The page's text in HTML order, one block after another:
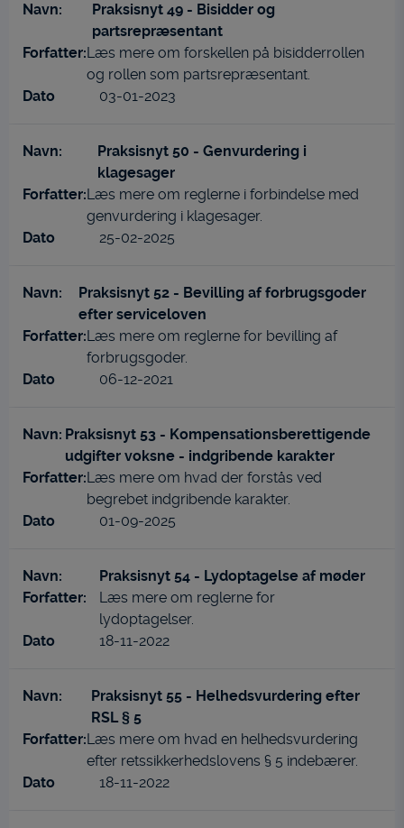
Praksisnyt 49 - Bisidder og
partsrepræsentant
Læs mere om forskellen på bisidderrollen
og rollen som partsrepræsentant.
03-01-2023
Praksisnyt 50 - Genvurdering i
klagesager
Læs mere om reglerne i forbindelse med
genvurdering i klagesager.
25-02-2025
Praksisnyt 52 - Bevilling af forbrugsgoder
efter serviceloven
Læs mere om reglerne for bevilling af
forbrugsgoder.
06-12-2021
Praksisnyt 53 - Kompensationsberettigende
udgifter voksne - indgribende karakter
Læs mere om hvad der forstås ved
begrebet indgribende karakter.
01-09-2025
Praksisnyt 54 - Lydoptagelse af møder
Læs mere om reglerne for
lydoptagelser.
18-11-2022
Praksisnyt 55 - Helhedsvurdering efter
RSL § 5
Læs mere om hvad en helhedsvurdering
efter retssikkerhedslovens § 5 indebærer.
18-11-2022